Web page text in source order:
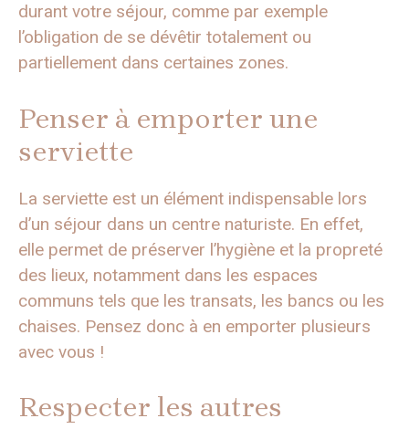
durant votre séjour, comme par exemple
l’obligation de se dévêtir totalement ou
partiellement dans certaines zones.
Penser à emporter une
serviette
La serviette est un élément indispensable lors
d’un séjour dans un centre naturiste. En effet,
elle permet de préserver l’hygiène et la propreté
des lieux, notamment dans les espaces
communs tels que les transats, les bancs ou les
chaises. Pensez donc à en emporter plusieurs
avec vous !
Respecter les autres